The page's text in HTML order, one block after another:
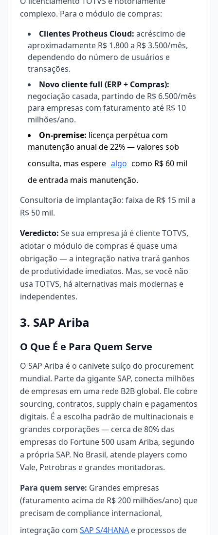
complexo. Para o módulo de compras:
Clientes Protheus Cloud: acréscimo de
aproximadamente R$ 1.800 a R$ 3.500/mês,
dependendo do número de usuários e
transações.
Novo cliente full (ERP + Compras):
negociação casada, partindo de R$ 6.500/mês
para empresas com faturamento até R$ 10
milhões/ano.
On-premise: licença perpétua com
manutenção anual de 22% — valores sob
consulta, mas espere algo como R$ 60 mil
de entrada mais manutenção.
Consultoria de implantação: faixa de R$ 15 mil a
R$ 50 mil.
Veredicto: Se sua empresa já é cliente TOTVS,
adotar o módulo de compras é quase uma
obrigação — a integração nativa trará ganhos
de produtividade imediatos. Mas, se você não
usa TOTVS, há alternativas mais modernas e
independentes.
3. SAP Ariba
O Que É e Para Quem Serve
O SAP Ariba é o canivete suíço do procurement
mundial. Parte da gigante SAP, conecta milhões
de empresas em uma rede B2B global. Ele cobre
sourcing, contratos, supply chain e pagamentos
digitais. É a escolha padrão de multinacionais e
grandes corporações — cerca de 80% das
empresas do Fortune 500 usam Ariba, segundo
a própria SAP. No Brasil, atende players como
Vale, Petrobras e grandes montadoras.
Para quem serve: Grandes empresas
(faturamento acima de R$ 200 milhões/ano) que
precisam de compliance internacional,
integração com SAP S/4HANA e processos de